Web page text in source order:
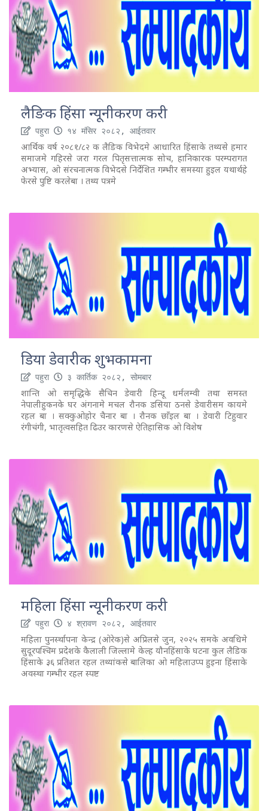
लैङिक हिंसा न्यूनीकरण करी
पहुरा १४ मंसिर २०८२, आईतवार
आर्थिक वर्ष २०८१/८२ क लैङिक विभेदमे आधारित हिंसाके तथ्यसे हमार
समाजमे गहिरसे जरा गरल पितृसत्तात्मक सोच, हानिकारक परम्परागत
अभ्यास, ओ संरचनात्मक विभेदसे निर्देशित गम्भीर समस्या हुइल यथार्थहे
फेरसे पुष्टि करलेबा । तथ्य पत्रमे
डिया डेवारीक शुभकामना
पहुरा ३ कार्तिक २०८२, सोमबार
शान्ति ओ समृद्धिके सैचिन डेवारी हिन्दू धर्मलम्वी तथा समस्त
नेपालीहुकनके घर अंगनामे मचल रौनक डसिया ठनसे डेवारीसम कायमे
रहल बा । सक्कुओहोर चैनार बा । रौनक छाँइल बा । डेवारी टिहुवार
रंगीचंगी, भातृत्वसहित ढिउर कारणसे ऐतिहासिक ओ विशेष
महिला हिंसा न्यूनीकरण करी
पहुरा ४ श्रावण २०८२, आईतवार
महिला पुनर्स्थापना केन्द्र (ओरेक)से अप्रिलसे जुन, २०२५ समके अवधिमे
सुदूरपश्चिम प्रदेशके कैलाली जिल्लामे केल्ह यौनहिंसाके घटना कुल लैङिक
हिंसाके ३६ प्रतिशत रहल तथ्यांकसे बालिका ओ महिलाउप्प हुइना हिंसाके
अवस्था गम्भीर रहल स्पष्ट